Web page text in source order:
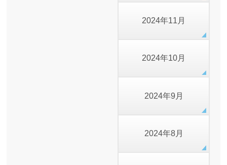
2024年11月
2024年10月
2024年9月
2024年8月